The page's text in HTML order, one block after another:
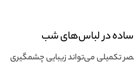
ساده در لباس‌های شب
تکمیلی می‌تواند زیبایی چشمگیری